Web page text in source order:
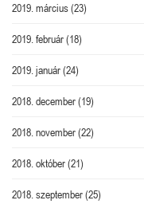
2019. március(23)
2019. február(18)
2019. január(24)
2018. december(19)
2018. november(22)
2018. október(21)
2018. szeptember(25)